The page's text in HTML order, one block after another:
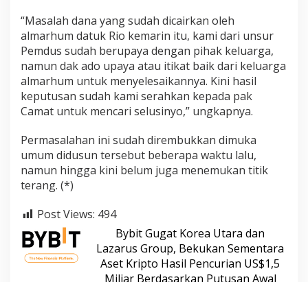
“Masalah dana yang sudah dicairkan oleh
almarhum datuk Rio kemarin itu, kami dari unsur
Pemdus sudah berupaya dengan pihak keluarga,
namun dak ado upaya atau itikat baik dari keluarga
almarhum untuk menyelesaikannya. Kini hasil
keputusan sudah kami serahkan kepada pak
Camat untuk mencari selusinyo,” ungkapnya.
Permasalahan ini sudah dirembukkan dimuka
umum didusun tersebut beberapa waktu lalu,
namun hingga kini belum juga menemukan titik
terang. (*)
Post Views: 494
Bybit Gugat Korea Utara dan
Lazarus Group, Bekukan Sementara
Aset Kripto Hasil Pencurian US$1,5
Miliar Berdasarkan Putusan Awal